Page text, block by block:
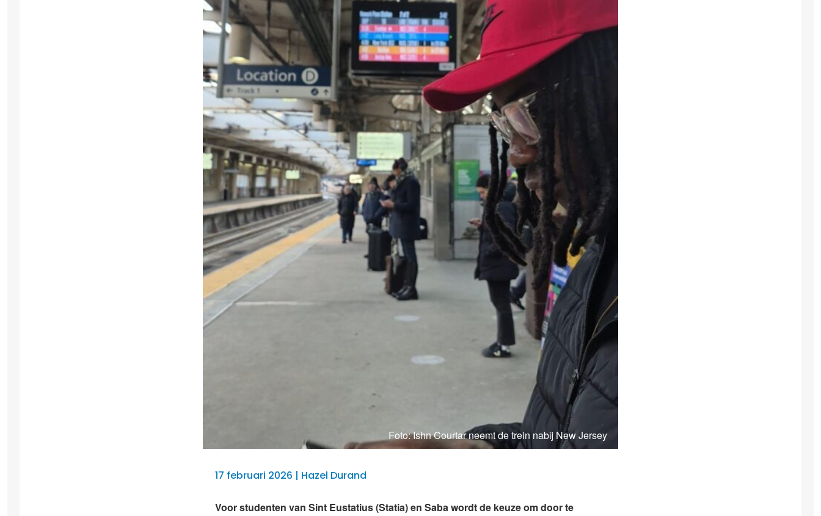
Foto: Ishn Courtar neemt de trein nabij New Jersey
17 februari 2026 | Hazel Durand
Voor studenten van Sint Eustatius (Statia) en Saba wordt de keuze om door te